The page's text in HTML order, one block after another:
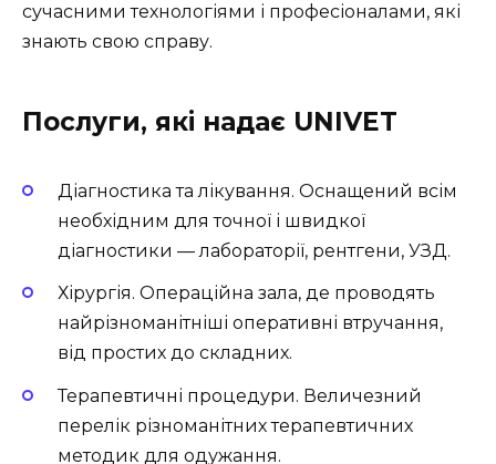
сучасними технологіями і професіоналами, які
знають свою справу.
Послуги, які надає UNIVET
Діагностика та лікування. Оснащений всім
необхідним для точної і швидкої
діагностики — лабораторії, рентгени, УЗД.
Хірургія. Операційна зала, де проводять
найрізноманітніші оперативні втручання,
від простих до складних.
Терапевтичні процедури. Величезний
перелік різноманітних терапевтичних
методик для одужання.